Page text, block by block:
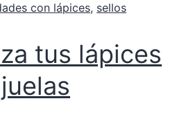
con lápices, sellos
tus lápices